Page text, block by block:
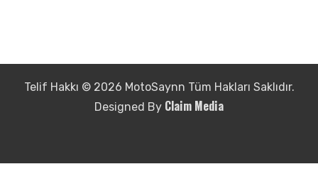
Telif Hakkı © 2026 MotoSaynn Tüm Hakları Saklıdır.
Designed By Claim Media